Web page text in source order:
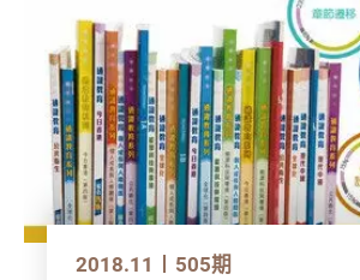
2018.11 505期